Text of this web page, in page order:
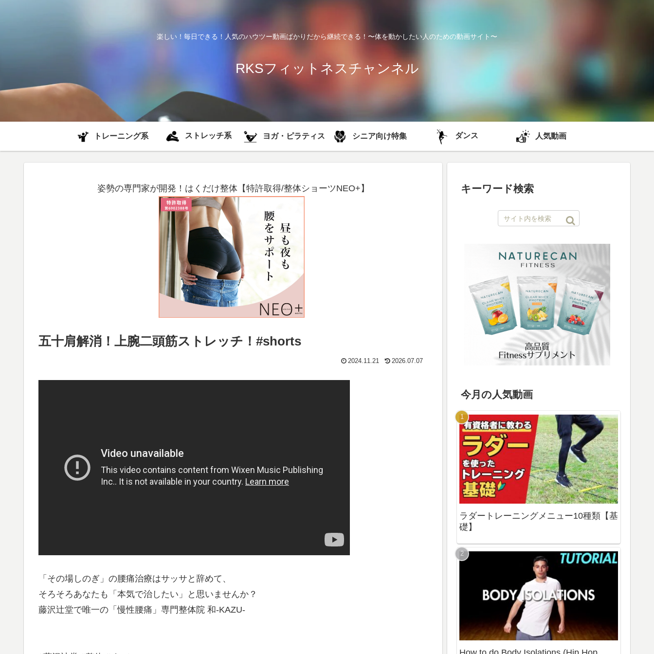
楽しい！毎日できる！人気のハウツー動画ばかりだから継続できる！〜体を動かしたい人のための動画サイト〜
RKSフィットネスチャンネル
トレーニング系 ストレッチ系 ヨガ・ピラティス シニア向け特集 ダンス 人気動画
姿勢の専門家が開発！はくだけ整体【特許取得/整体ショーツNEO+】
五十肩解消！上腕二頭筋ストレッチ！#shorts
2024.11.21 2026.07.07
「その場しのぎ」の腰痛治療はサッサと辞めて、
そろそろあなたも「本気で治したい」と思いませんか？
藤沢辻堂で唯一の「慢性腰痛」専門整体院 和-KAZU-
キーワード検索
今月の人気動画
ラダートレーニングメニュー10種類【基
礎】